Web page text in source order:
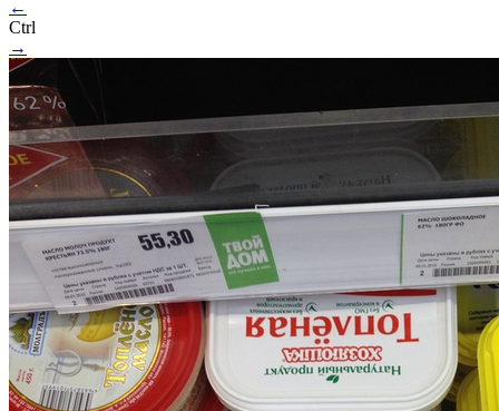
←
Ctrl
→